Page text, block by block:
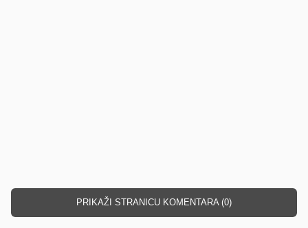
PRIKAŽI STRANICU KOMENTARA (0)